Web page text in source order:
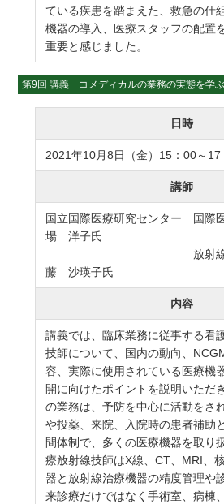
ている疾患を踏まえた、救急の仕
機器の導入、医療スタッフの配置
重要と感じました。
第9回 講義「コメディカルの業務の実態を学ぶ
日時
2021年10月8日（金）15：00～17
講師
国立国際医療研究センター 国際
場 洋子氏
放射線診療
藤 沙瑛子氏
内容
講義では、臨床業務に従事する看
技師について、国内の動向、
容、実際に使用されている医療機
開に向けたポイントを説明いただ
の業務は、予防を中心に活動をさ
や投薬、来院、入院時の患者補助
間体制で、多くの医療機器を取り
療放射線技師はX線、CT、MRI、
器と放射線治療機器の精度管理や
来診療だけではなく手術室、病棟